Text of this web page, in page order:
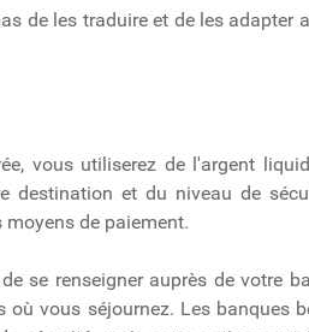
de les traduire et de les
vous utiliserez de l'argent
destination et du niveau de
de paiement.
se renseigner auprès de votre
vous séjournez. Les banques